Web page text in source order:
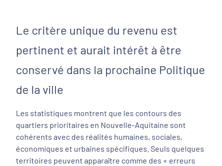
Le critère unique du revenu est
pertinent et aurait intérêt à être
conservé dans la prochaine Politique
de la ville
Les statistiques montrent que les contours des
quartiers prioritaires en Nouvelle-Aquitaine sont
cohérents avec des réalités humaines, sociales,
économiques et urbaines spécifiques. Seuls quelques
territoires peuvent apparaître comme des « erreurs